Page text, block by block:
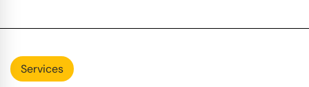
Services